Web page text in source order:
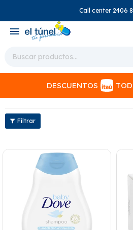
Call center 2406
menu
DESCUENTOS
close